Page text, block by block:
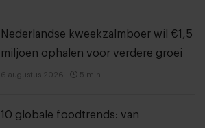
Nederlandse kweekzalmboer wil €1,5
miljoen ophalen voor verdere groei
6 augustus 2026 5 min
10 globale foodtrends: van